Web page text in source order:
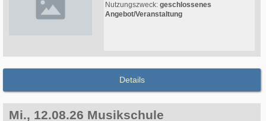
Nutzungszweck: geschlossenes
Angebot/Veranstaltung
Details
Mi., 12.08.26 Musikschule